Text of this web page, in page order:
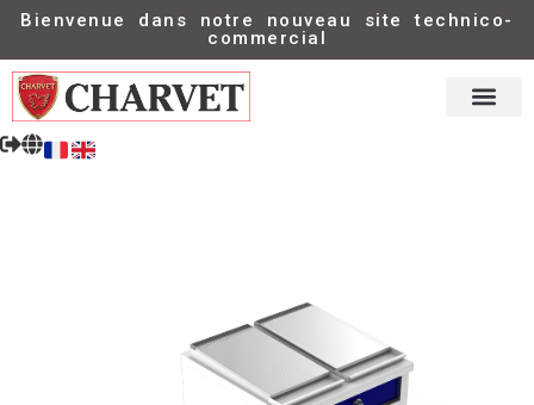
Bienvenue dans notre nouveau site technico-
commercial